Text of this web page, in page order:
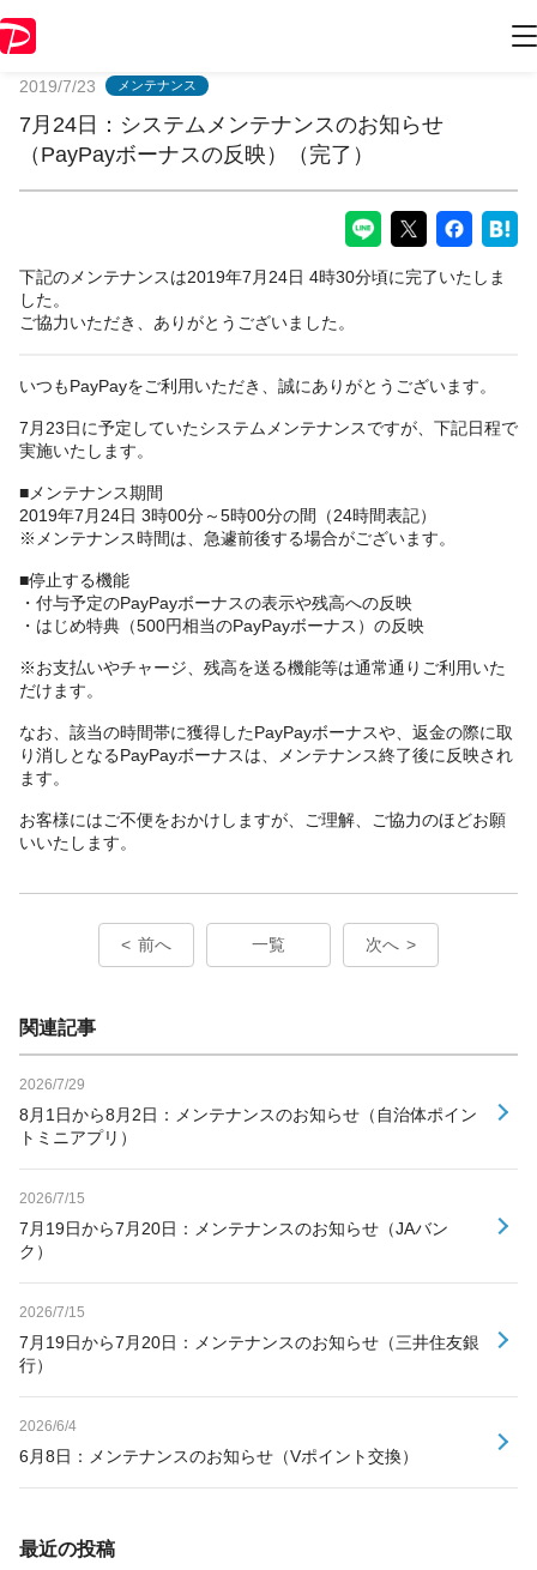
2019/7/23 メンテナンス
7月24日：システムメンテナンスのお知らせ
（PayPayボーナスの反映）（完了）
下記のメンテナンスは2019年7月24日 4時30分頃に完了いたしま
した。
ご協力いただき、ありがとうございました。
いつもPayPayをご利用いただき、誠にありがとうございます。
7月23日に予定していたシステムメンテナンスですが、下記日程で
実施いたします。
■メンテナンス期間
2019年7月24日 3時00分～5時00分の間（24時間表記）
※メンテナンス時間は、急遽前後する場合がございます。
■停止する機能
・付与予定のPayPayボーナスの表示や残高への反映
・はじめ特典（500円相当のPayPayボーナス）の反映
※お支払いやチャージ、残高を送る機能等は通常通りご利用いた
だけます。
なお、該当の時間帯に獲得したPayPayボーナスや、返金の際に取
り消しとなるPayPayボーナスは、メンテナンス終了後に反映され
ます。
お客様にはご不便をおかけしますが、ご理解、ご協力のほどお願
いいたします。
前へ 一覧 次へ
関連記事
2026/7/29
8月1日から8月2日：メンテナンスのお知らせ（自治体ポイン
トミニアプリ）
2026/7/15
7月19日から7月20日：メンテナンスのお知らせ（JAバン
ク）
2026/7/15
7月19日から7月20日：メンテナンスのお知らせ（三井住友銀
行）
2026/6/4
6月8日：メンテナンスのお知らせ（Vポイント交換）
最近の投稿